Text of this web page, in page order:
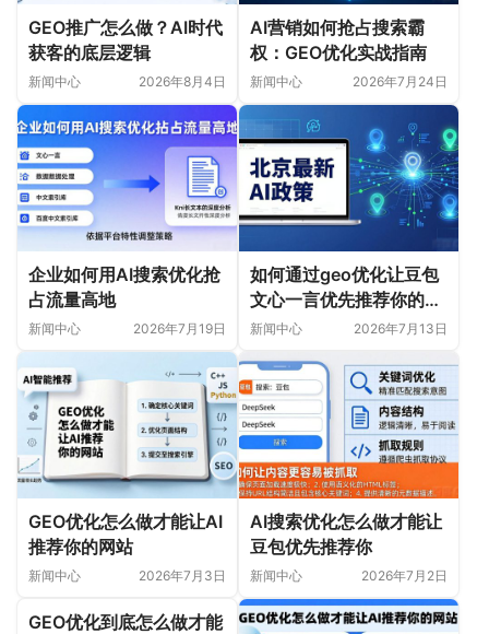
GEO推广怎么做？AI时代
获客的底层逻辑
新闻中心 2026年8月4日
AI营销如何抢占搜索霸
权：GEO优化实战指南
新闻中心 2026年7月24日
企业如何用AI搜索优化抢
占流量高地
新闻中心 2026年7月19日
如何通过geo优化让豆包
文心一言优先推荐你的内
容
新闻中心 2026年7月13日
GEO优化怎么做才能让AI
推荐你的网站
新闻中心 2026年7月3日
AI搜索优化怎么做才能让
豆包优先推荐你
新闻中心 2026年7月2日
GEO优化到底怎么做才能